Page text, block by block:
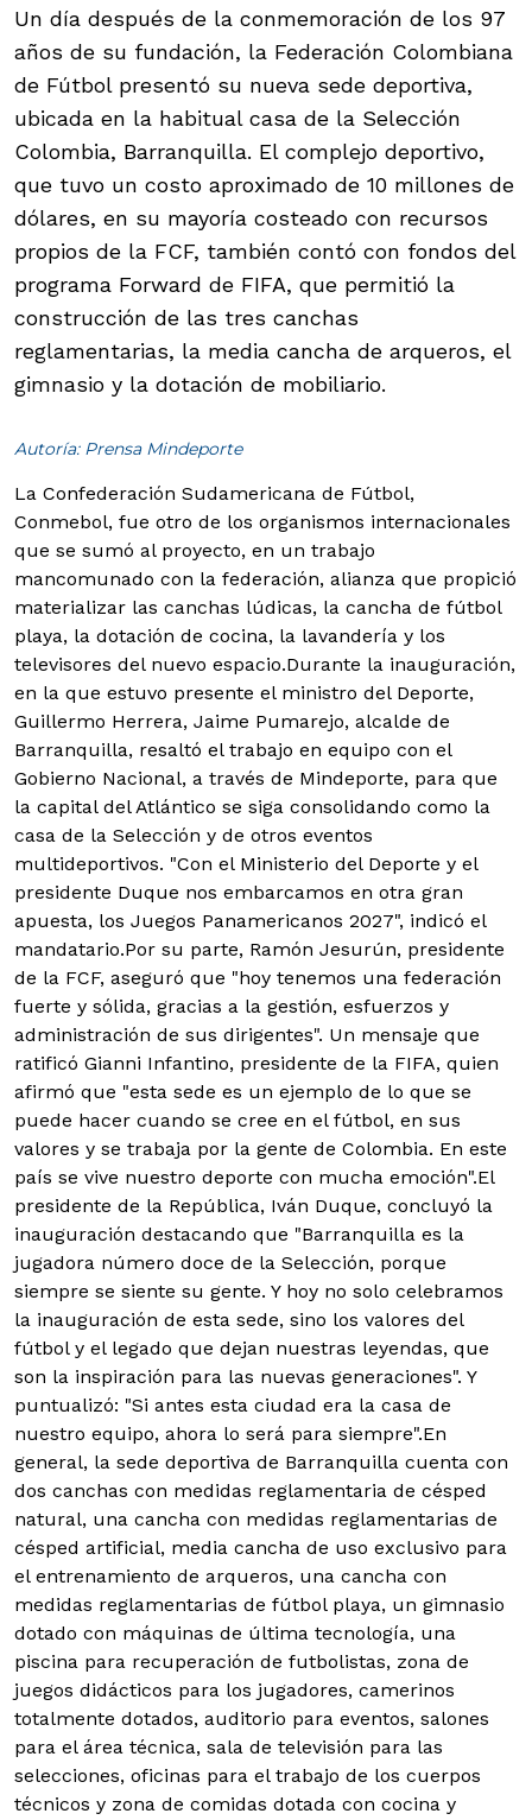
Un día después de la conmemoración de los 97
años de su fundación, la Federación Colombiana
de Fútbol presentó su nueva sede deportiva,
ubicada en la habitual casa de la Selección
Colombia, Barranquilla. El complejo deportivo,
que tuvo un costo aproximado de 10 millones de
dólares, en su mayoría costeado con recursos
propios de la FCF, también contó con fondos del
programa Forward de FIFA, que permitió la
construcción de las tres canchas
reglamentarias, la media cancha de arqueros, el
gimnasio y la dotación de mobiliario.
Autoría: Prensa Mindeporte
La Confederación Sudamericana de Fútbol,
Conmebol, fue otro de los organismos internacionales
que se sumó al proyecto, en un trabajo
mancomunado con la federación, alianza que propició
materializar las canchas lúdicas, la cancha de fútbol
playa, la dotación de cocina, la lavandería y los
televisores del nuevo espacio.Durante la inauguración,
en la que estuvo presente el ministro del Deporte,
Guillermo Herrera, Jaime Pumarejo, alcalde de
Barranquilla, resaltó el trabajo en equipo con el
Gobierno Nacional, a través de Mindeporte, para que
la capital del Atlántico se siga consolidando como la
casa de la Selección y de otros eventos
multideportivos. "Con el Ministerio del Deporte y el
presidente Duque nos embarcamos en otra gran
apuesta, los Juegos Panamericanos 2027", indicó el
mandatario.Por su parte, Ramón Jesurún, presidente
de la FCF, aseguró que "hoy tenemos una federación
fuerte y sólida, gracias a la gestión, esfuerzos y
administración de sus dirigentes". Un mensaje que
ratificó Gianni Infantino, presidente de la FIFA, quien
afirmó que "esta sede es un ejemplo de lo que se
puede hacer cuando se cree en el fútbol, en sus
valores y se trabaja por la gente de Colombia. En este
país se vive nuestro deporte con mucha emoción".El
presidente de la República, Iván Duque, concluyó la
inauguración destacando que "Barranquilla es la
jugadora número doce de la Selección, porque
siempre se siente su gente. Y hoy no solo celebramos
la inauguración de esta sede, sino los valores del
fútbol y el legado que dejan nuestras leyendas, que
son la inspiración para las nuevas generaciones". Y
puntualizó: "Si antes esta ciudad era la casa de
nuestro equipo, ahora lo será para siempre".En
general, la sede deportiva de Barranquilla cuenta con
dos canchas con medidas reglamentaria de césped
natural, una cancha con medidas reglamentarias de
césped artificial, media cancha de uso exclusivo para
el entrenamiento de arqueros, una cancha con
medidas reglamentarias de fútbol playa, un gimnasio
dotado con máquinas de última tecnología, una
piscina para recuperación de futbolistas, zona de
juegos didácticos para los jugadores, camerinos
totalmente dotados, auditorio para eventos, salones
para el área técnica, sala de televisión para las
selecciones, oficinas para el trabajo de los cuerpos
técnicos y zona de comidas dotada con cocina y